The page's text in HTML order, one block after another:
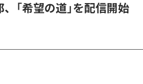
「希望の道」を配信開始